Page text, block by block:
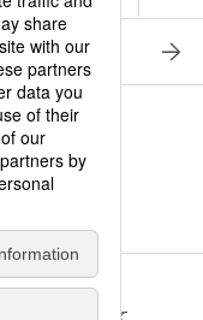
文介紹
ス
ポリシー
イトの利用について